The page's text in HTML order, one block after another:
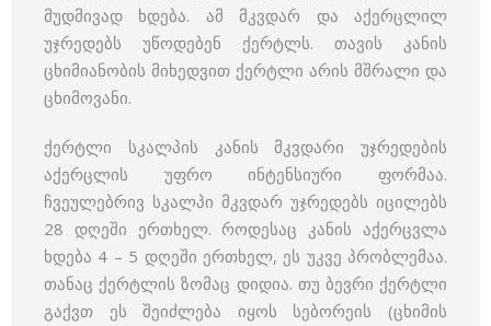
მუდმივად ხდება. ამ მკვდარ და აქერცლილ
უჯრედებს უწოდებენ ქერტლს. თავის კანის
ცხიმიანობის მიხედვით ქერტლი არის მშრალი და
ცხიმოვანი.
ქერტლი სკალპის კანის მკვდარი უჯრედების
აქერცლის უფრო ინტენსიური ფორმაა.
ჩვეულებრივ სკალპი მკვდარ უჯრედებს იცილებს
28 დღეში ერთხელ. როდესაც კანის აქერცვლა
ხდება 4 – 5 დღეში ერთხელ, ეს უკვე პრობლემაა.
თანაც ქერტლის ზომაც დიდია. თუ ბევრი ქერტლი
გაქვთ ეს შეიძლება იყოს სებორეის (ცხიმის